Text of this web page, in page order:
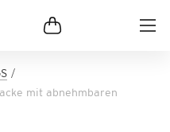
mit abnehmbaren